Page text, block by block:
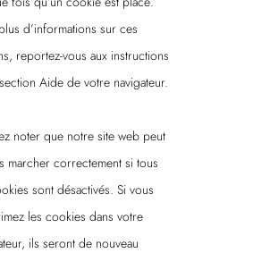
d’informations sur ces
reportez-vous aux instructions
Aide de votre navigateur.
noter que notre site web peut
marcher correctement si tous
sont désactivés. Si vous
les cookies dans votre
ils seront de nouveau